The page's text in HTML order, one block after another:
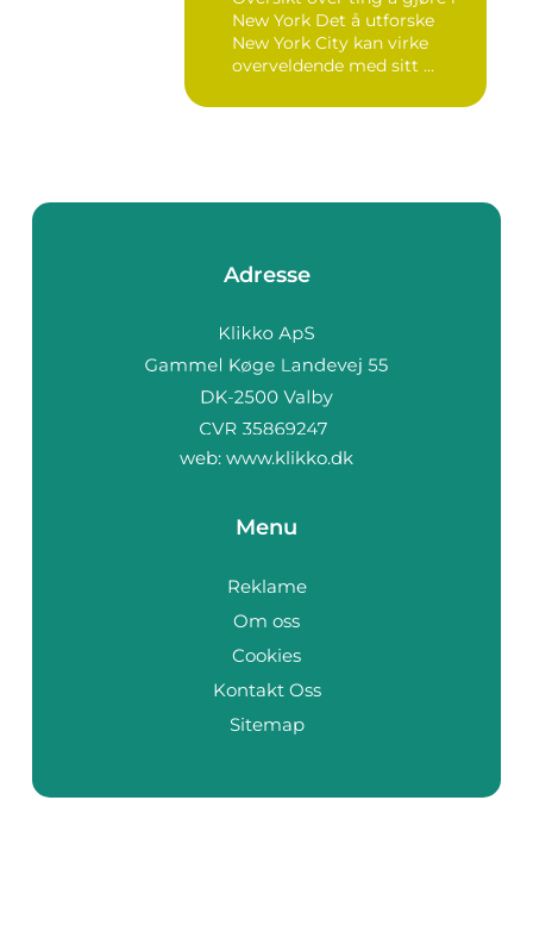
New York Det å utforske
New York City kan virke
overveldende med sitt ...
Adresse
web: www.klikko.dk
Menu
Reklame
Om oss
Cookies
Kontakt Oss
Sitemap